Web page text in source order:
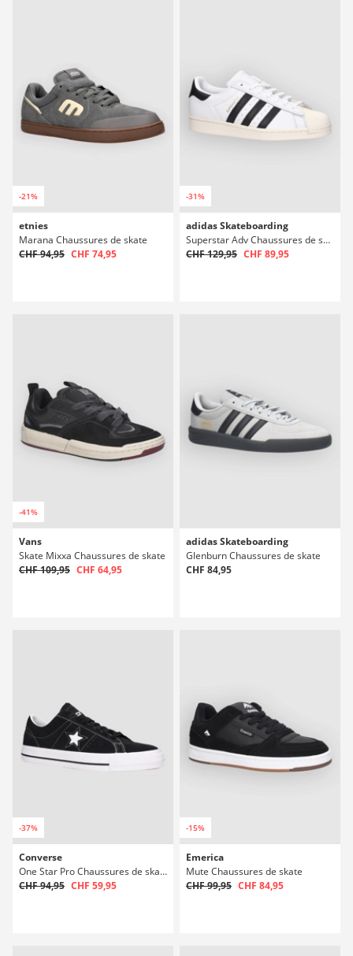
-21%
etnies
Marana Chaussures de skate
CHF 94,95 CHF 74,95
-31%
adidas Skateboarding
Superstar Adv Chaussures de skate
CHF 129,95 CHF 89,95
-41%
Vans
Skate Mixxa Chaussures de skate
CHF 109,95 CHF 64,95
adidas Skateboarding
Glenburn Chaussures de skate
CHF 84,95
-37%
Converse
One Star Pro Chaussures de skate
CHF 94,95 CHF 59,95
-15%
Emerica
Mute Chaussures de skate
CHF 99,95 CHF 84,95